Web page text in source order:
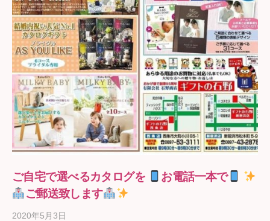
ご自宅で選べるカタログを
お電話一本で
ご郵送致します
2020年5月3日